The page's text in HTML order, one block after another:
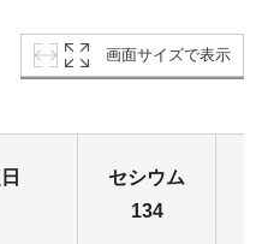
画面サイズで表示
セシウム
134